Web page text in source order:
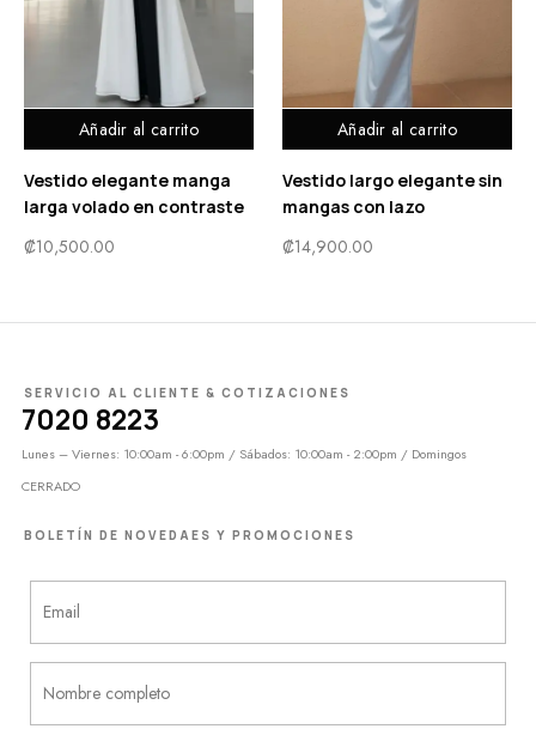
Añadir al carrito
Vestido elegante manga
larga volado en contraste
₡10,500.00
Añadir al carrito
Vestido largo elegante sin
mangas con lazo
₡14,900.00
SERVICIO AL CLIENTE & COTIZACIONES
7020 8223
Lunes – Viernes: 10:00am - 6:00pm / Sábados: 10:00am - 2:00pm / Domingos
CERRADO
BOLETÍN DE NOVEDAES Y PROMOCIONES